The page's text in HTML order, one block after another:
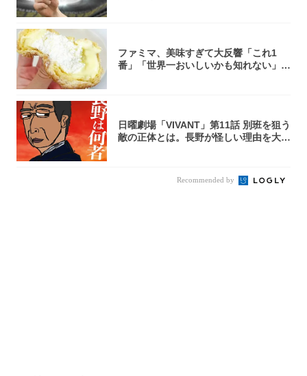
ファミマ、美味すぎて大反響「これ1
番」「世界一おいしいかも知れない」
日曜劇場「VIVANT」第11話 別班を狙う
敵の正体とは。長野が怪しい理由を大
Recommended by